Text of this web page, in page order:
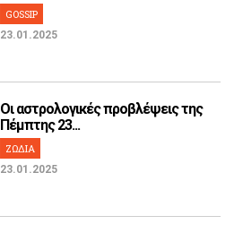
GOSSIP
23.01.2025
Οι αστρολογικές προβλέψεις της
Πέμπτης 23...
ΖΩΔΙΑ
23.01.2025